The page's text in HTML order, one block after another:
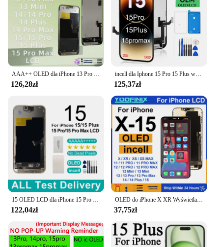
126,28zł
incell dla Iphone 15 Pro 15 Plus wyświetlacz LCD ekran dotykowy Digitizer zgromadzenie dla Iphone 15 15 Promax wymiana ekranu LCD
125,37zł
122,04zł
OLED do iPhone X XR Wyświetlacz LCD XS MAX Ekran dotykowy do iPhone 11 Pro Max Wyświetlacz 12 Pro 13 Mini 14 Plus 15 LCD Wymień części
37,75zł